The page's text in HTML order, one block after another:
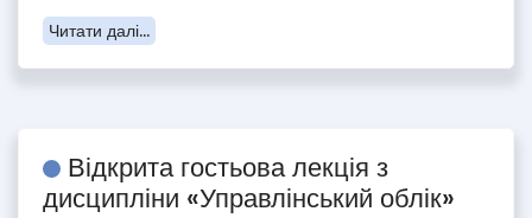
Читати далі...
Відкрита гостьова лекція з
дисципліни «Управлінський облік»